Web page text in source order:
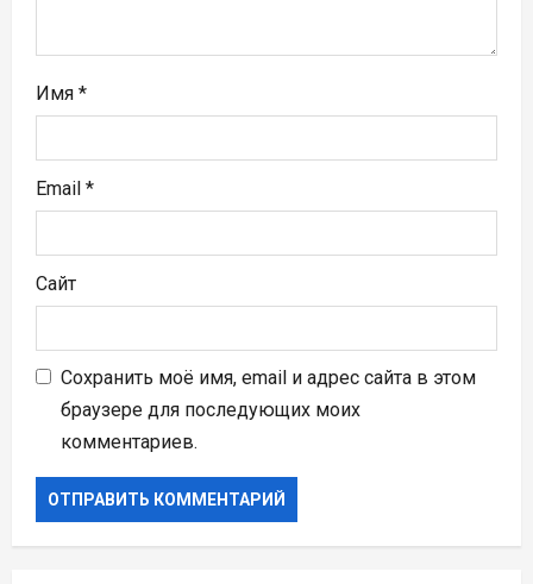
я
м
Имя *
Email *
Сайт
Сохранить моё имя, email и адрес сайта в этом
браузере для последующих моих
комментариев.